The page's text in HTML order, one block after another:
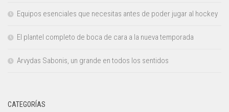
Equipos esenciales que necesitas antes de poder jugar al hockey
El plantel completo de boca de cara a la nueva temporada
Arvydas Sabonis, un grande en todos los sentidos
CATEGORÍAS